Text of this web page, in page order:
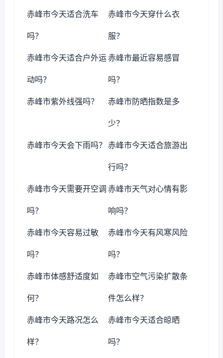
赤峰市今天适合洗车
吗？
赤峰市今天穿什么衣
服？
赤峰市今天适合户外运
动吗？
赤峰市最近容易感冒
吗？
赤峰市紫外线强吗？ 赤峰市防晒指数是多
少？
赤峰市今天会下雨吗？ 赤峰市今天适合旅游出
行吗？
赤峰市今天需要开空调
吗？
赤峰市天气对心情有影
响吗？
赤峰市今天容易过敏
吗？
赤峰市今天有风寒风险
吗？
赤峰市体感舒适度如
何？
赤峰市空气污染扩散条
件怎么样？
赤峰市今天路况怎么
样？
赤峰市今天适合晾晒
吗？